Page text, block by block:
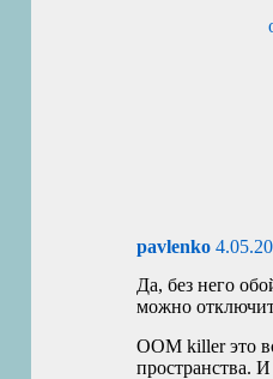
pavlenko
Да, без него
можно
OOM killer это
пространства.